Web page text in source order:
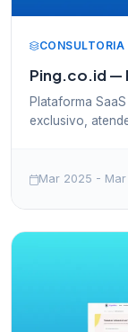
CONSULTORIA
Ping.co.id —
Plataforma
exclusivo,
Mar 2025 -